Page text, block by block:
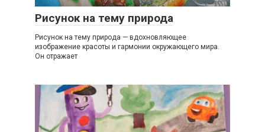
Рисунок на тему природа
Рисунок на тему природа — вдохновляющее
изображение красоты и гармонии окружающего мира.
Он отражает